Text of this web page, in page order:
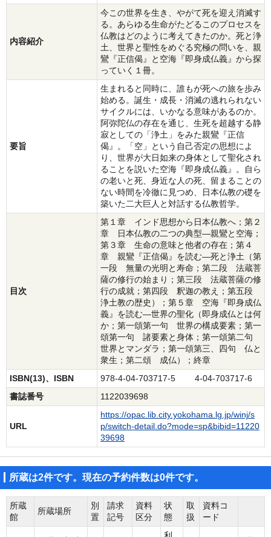
内容紹介
今この世界を生き、やがて死を迎え消滅す
る。あらゆる生命がたどるこのプロセスを
仏教はどのように考えてきたのか。死と浄
土、世界と聖性をめぐる究極の問いを、親
鸞『正信偈』と空海『即身成仏義』から探
っていく１冊。
要旨
生まれると同時に、誰もが死への旅を歩み
始める。誕生・成長・消滅の逃れられない
サイクルには、いかなる意味があるのか。
阿弥陀仏の存在を通じ、生死を超越する静
寂としての「浄土」をみた親鸞『正信
偈』。「空」という自己否定の思想によ
り、世界が大日如来の身体として聖化され
ることを説いた空海『即身成仏義』。自ら
の老いと死、身近な人の死、留まることの
ない時間を冷徹に見つめ、日本仏教の礎を
築いた二大巨人と対話する仏教哲学。
目次
第１章 インド思想から日本仏教へ；第２
章 日本仏教の二つの典型―親鸞と空海；
第３章 生命の意味と他者の存在；第４
章 親鸞『正信偈』を読む―死と浄土（第
一段 無量の光明と寿命；第二段 法蔵菩
薩の修行の始まり；第三段 法蔵菩薩の修
行の成就；第四段 釈迦の教え；第五段
浄土教の歴史）；第５章 空海『即身成仏
義』を読む―世界の聖化（即身成仏とは何
か；第一頌第一句 世界の構成要素；第一
頌第一句 諸要素と身体；第一頌第二句
世界とマンダラ；第一頌第三、四句 仏と
衆生；第二頌 成仏）；終章
ISBN(13)、ISBN
978-4-04-703717-5 4-04-703717-6
書誌番号
1122039698
URL
https://opac.lib.city.yokohama.lg.jp/winj/s
p/switch-detail.do?mode=sp&bibid=11220
39698
所蔵は2件です。現在の予約件数は0件です。
所蔵
館
所蔵場所
別
置
請求
記号
資料
区分
状
態
取
扱
資料コ
ード